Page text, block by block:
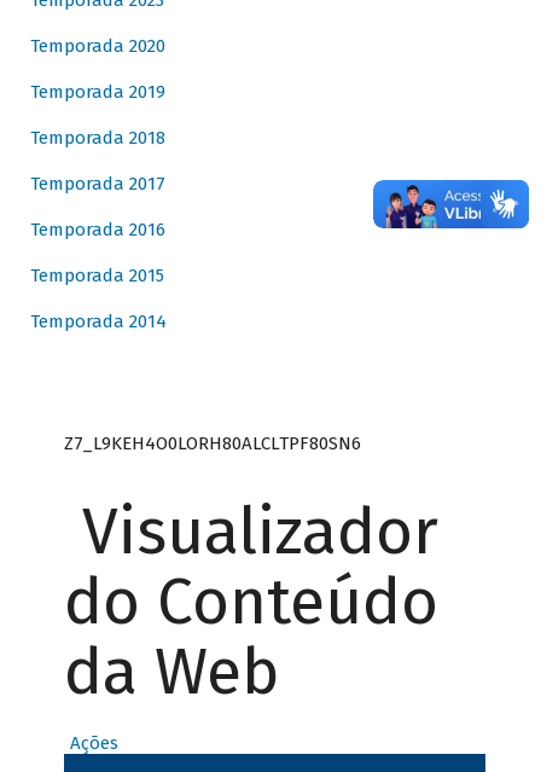
Temporada 2020
Temporada 2019
Temporada 2018
Temporada 2017
Temporada 2016
Temporada 2015
Temporada 2014
Z7_L9KEH4O0LORH80ALCLTPF80SN6
Visualizador
do Conteúdo
da Web
Ações